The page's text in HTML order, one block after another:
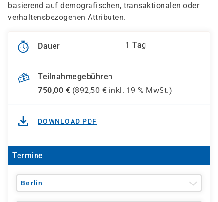
basierend auf demografischen, transaktionalen oder
verhaltensbezogenen Attributen.
Dauer 1 Tag
Teilnahmegebühren
750,00 € (892,50 € inkl. 19 % MwSt.)
DOWNLOAD PDF
Termine
Berlin